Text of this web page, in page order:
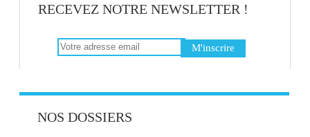
RECEVEZ NOTRE NEWSLETTER !
NOS DOSSIERS